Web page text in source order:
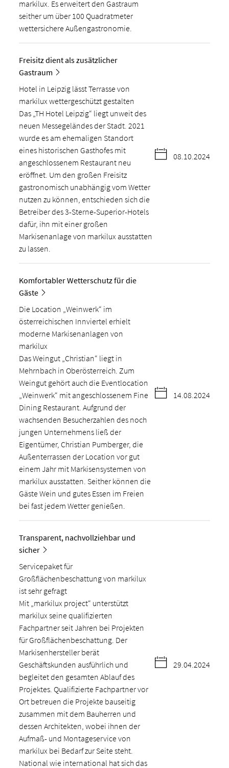
markilux. Es erweitert den Gastraum
seither um über 100 Quadratmeter
wettersichere Außengastronomie.
Freisitz dient als zusätzlicher
Gastraum
Hotel in Leipzig lässt Terrasse von
markilux wettergeschützt gestalten
Das „TH Hotel Leipzig“ liegt unweit des
neuen Messegeländes der Stadt. 2021
wurde es am ehemaligen Standort
eines historischen Gasthofes mit
angeschlossenem Restaurant neu
eröffnet. Um den großen Freisitz
gastronomisch unabhängig vom Wetter
nutzen zu können, entschieden sich die
Betreiber des 3-Sterne-Superior-Hotels
dafür, ihn mit einer großen
Markisenanlage von markilux ausstatten
zu lassen.
08.10.2024
Komfortabler Wetterschutz für die
Gäste
Die Location „Weinwerk“ im
österreichischen Innviertel erhielt
moderne Markisenanlagen von
markilux
Das Weingut „Christian“ liegt in
Mehrnbach in Oberösterreich. Zum
Weingut gehört auch die Eventlocation
„Weinwerk“ mit angeschlossenem Fine
Dining Restaurant. Aufgrund der
wachsenden Besucherzahlen des noch
jungen Unternehmens ließ der
Eigentümer, Christian Pumberger, die
Außenterrassen der Location vor gut
einem Jahr mit Markisensystemen von
markilux ausstatten. Seither können die
Gäste Wein und gutes Essen im Freien
bei fast jedem Wetter genießen.
14.08.2024
Transparent, nachvollziehbar und
sicher
Servicepaket für
Großflächenbeschattung von markilux
ist sehr gefragt
Mit „markilux project“ unterstützt
markilux seine qualifizierten
Fachpartner seit Jahren bei Projekten
für Großflächenbeschattung. Der
Markisenhersteller berät
Geschäftskunden ausführlich und
begleitet den gesamten Ablauf des
Projektes. Qualifizierte Fachpartner vor
Ort betreuen die Projekte bauseitig
zusammen mit dem Bauherren und
dessen Architekten, wobei ihnen der
Aufmaß- und Montageservice von
markilux bei Bedarf zur Seite steht.
National wie international hat sich das
29.04.2024